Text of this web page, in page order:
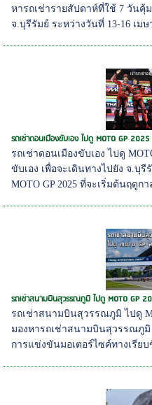
หารถเช่ารายสัปดาห์ที่ใช้ 7 วันคุ้
จ.บุรีรัมย์ ระหว่างวันที่ 13-16 เม
รถเช่าดอนเมืองขับเอง ไปดู MOTO GP 2025
รถเช่าดอนเมืองขับเอง ไปดู
ขับเอง เพื่อจะเดินทางไปยัง จ.บุ
MOTO GP 2025 ที่จะเริ่มต้นฤดู
รถเช่าสนามบินสุวรรณภูมิ ไปดู MOTO GP
รถเช่าสนามบินสุวรรณภูมิ ไปดู
มองหารถเช่าสนามบินสุวรรณภูมิ
การแข่งขันมอเตอร์ไซค์ทางเรีย